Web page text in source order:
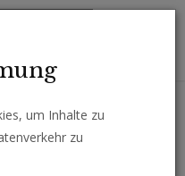
und Nachrichten
um Inhalte zu
zu